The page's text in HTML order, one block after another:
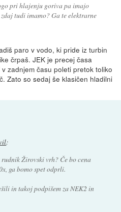
pri hlajenju goriva pa imajo
tudi imamo? Ga te elektrarne
paro v vodo, ki pride iz turbin
črpaš. JEK je precej časa
zadnjem času poleti pretok toliko
Zato so sedaj še klasičen hladilni
:
Žirovski vrh? Če bo cena
ga bomo spet odprli.
in takoj podpišem za NEK2 in